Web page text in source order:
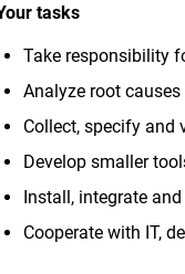
tasks
Take responsibility
Analyze root
Collect, specify and
Develop smaller
Install, integrate
Cooperate with IT,